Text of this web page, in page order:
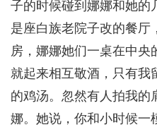
子的时候碰到娜娜和她的
是座白族老院子改的餐厅
房，娜娜她们一桌在中央
就起来相互敬酒，只有我
的鸡汤。忽然有人拍我的
娜。她说，你和小时候一